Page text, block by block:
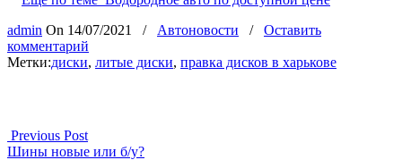
admin On 14/07/2021 / Автоновости / Оставить
комментарий
Метки:диски, литые диски, правка дисков в харькове
Previous Post
Шины новые или б/у?